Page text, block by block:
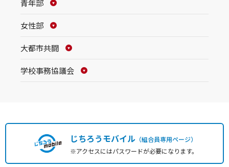
青年部
女性部
大都市共闘
学校事務協議会
じちろうモバイル（組合員専用ページ）
※アクセスにはパスワードが必要になります。